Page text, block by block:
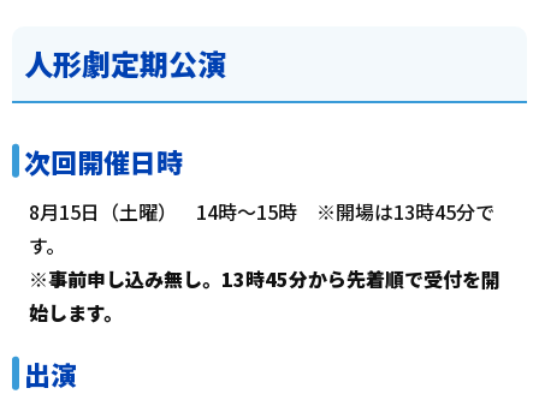
人形劇定期公演
次回開催日時
8月15日（土曜） 14時～15時 ※開場は13時45分で
す。
※事前申し込み無し。13時45分から先着順で受付を開
始します。
出演